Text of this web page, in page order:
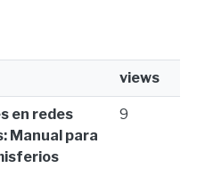
views
en redes
Manual para
9